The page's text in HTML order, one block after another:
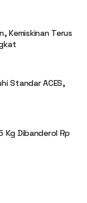
Kemiskinan Terus
Standar ACES,
Kg Dibanderol Rp